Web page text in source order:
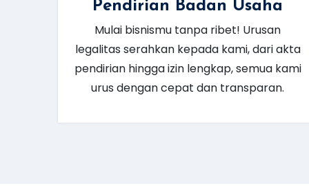
Pendirian Badan Usaha
Mulai bisnismu tanpa ribet! Urusan
legalitas serahkan kepada kami, dari akta
pendirian hingga izin lengkap, semua kami
urus dengan cepat dan transparan.